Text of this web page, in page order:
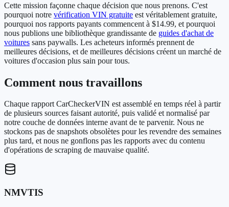
Cette mission façonne chaque décision que nous prenons. C'est
pourquoi notre vérification VIN gratuite est véritablement gratuite,
pourquoi nos rapports payants commencent à $14.99, et pourquoi
nous publions une bibliothèque grandissante de guides d'achat de
voitures sans paywalls. Les acheteurs informés prennent de
meilleures décisions, et de meilleures décisions créent un marché de
voitures d'occasion plus sain pour tous.
Comment nous travaillons
Chaque rapport CarCheckerVIN est assemblé en temps réel à partir
de plusieurs sources faisant autorité, puis validé et normalisé par
notre couche de données interne avant de te parvenir. Nous ne
stockons pas de snapshots obsolètes pour les revendre des semaines
plus tard, et nous ne gonflons pas les rapports avec du contenu
d'opérations de scraping de mauvaise qualité.
NMVTIS